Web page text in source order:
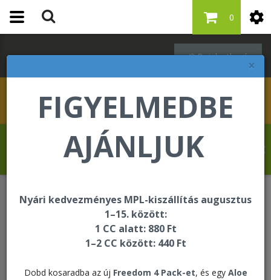
×
FIGYELMEDBE
AJÁNLJUK
Nyári kedvezményes MPL-kiszállítás augusztus
1–15. között:
1 CC alatt: 880 Ft
1–2 CC között: 440 Ft
Dobd kosaradba az új Freedom 4 Pack-et, és egy Aloe
Bejelentkezés
0
Schleppné Dr. Kasz Edit üdvözli Önt a
Forever Living internetes áruházában!
Oktatási és segédanyagok